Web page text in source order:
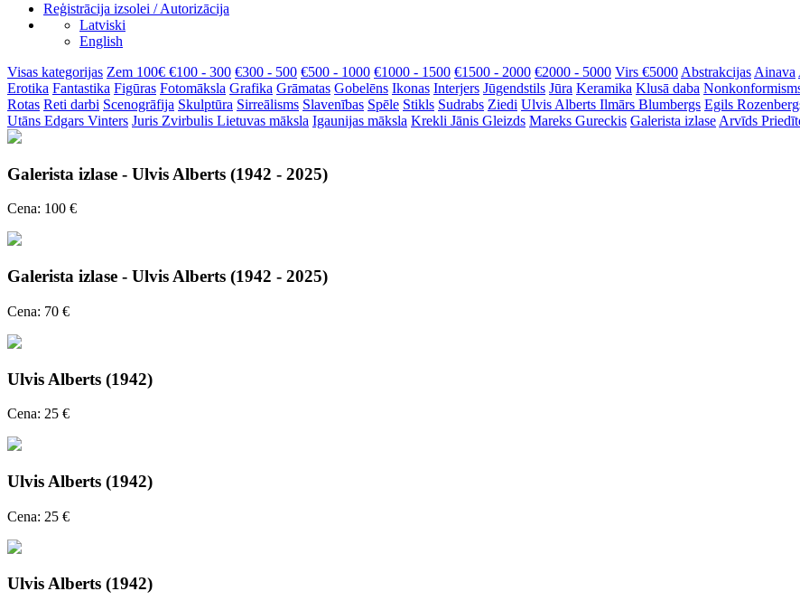
Reģistrācija izsolei / Autorizācija
Latviski
English
Visas kategorijas Zem 100€ €100 - 300 €300 - 500 €500 - 1000 €1000 - 1500 €1500 - 2000 €2000 - 5000 Virs €5000 Abstrakcijas Ainava
Erotika Fantastika Figūras Fotomāksla Grafika Grāmatas Gobelēns Ikonas Interjers Jūgendstils Jūra Keramika Klusā daba
Rotas Reti darbi Scenogrāfija Skulptūra Sirreālisms Slavenības Spēle Stikls Sudrabs Ziedi Ulvis Alberts Ilmārs Blumbergs Egils
Utāns Edgars Vinters Juris Zvirbulis Lietuvas māksla Igaunijas māksla Krekli Jānis Gleizds Mareks Gureckis Galerista izlase Arvīds
Galerista izlase - Ulvis Alberts (1942 - 2025)
Cena: 100 €
Galerista izlase - Ulvis Alberts (1942 - 2025)
Cena: 70 €
Ulvis Alberts (1942)
Cena: 25 €
Ulvis Alberts (1942)
Cena: 25 €
Ulvis Alberts (1942)